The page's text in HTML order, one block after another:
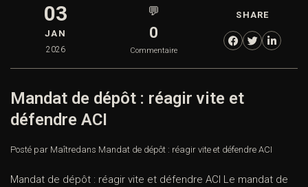
03
JAN
2026
💬
0
Commentaire
SHARE
Mandat de dépôt : réagir vite et
défendre ACI
Posté par Maîtredans Mandat de dépôt : réagir vite et défendre ACI
Mandat de dépôt : réagir vite et défendre ACI Le mandat de